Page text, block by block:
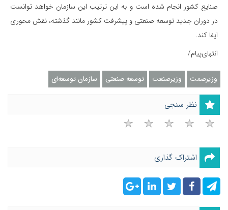
صنایع کشور انجام شده است و به این ترتیب این سازمان خواهد توانست
در دوران جدید توسعه صنعتی و پیشرفت کشور مانند گذشته، نقش محوری
ایفا کند.
انتهای‌پیام/
وزیرصمت وزیرصنعت توسعه صنعتی سازمان توسعه‌ای
نظر سنجی
اشتراک گذاری